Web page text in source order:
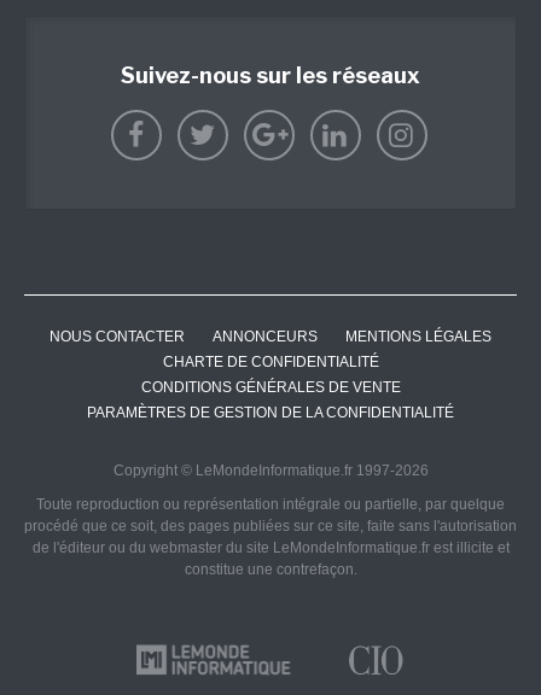
Suivez-nous sur les réseaux
NOUS CONTACTER ANNONCEURS
MENTIONS LÉGALES
CHARTE DE CONFIDENTIALITÉ
CONDITIONS GÉNÉRALES DE VENTE
PARAMÈTRES DE GESTION DE LA CONFIDENTIALITÉ
Copyright © LeMondeInformatique.fr 1997-2026
Toute reproduction ou représentation intégrale ou partielle, par quelque
procédé que ce soit, des pages publiées sur ce site, faite sans l'autorisation
de l'éditeur ou du webmaster du site LeMondeInformatique.fr est illicite et
constitue une contrefaçon.